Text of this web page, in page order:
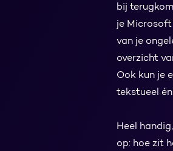
bij
je
van je
overzicht
Ook kun je
tekstueel
Heel
op: hoe zit